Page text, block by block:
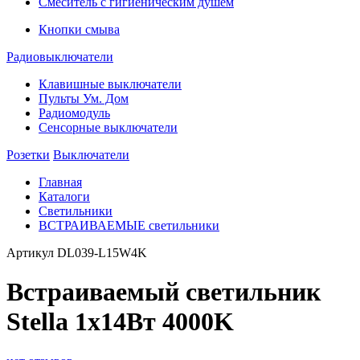
Кнопки смыва
Радиовыключатели
Клавишные выключатели
Пульты Ум. Дом
Радиомодуль
Сенсорные выключатели
Розетки Выключатели
Главная
Каталоги
Светильники
ВСТРАИВАЕМЫЕ светильники
Артикул DL039-L15W4K
Встраиваемый светильник
Stella 1x14Вт 4000K